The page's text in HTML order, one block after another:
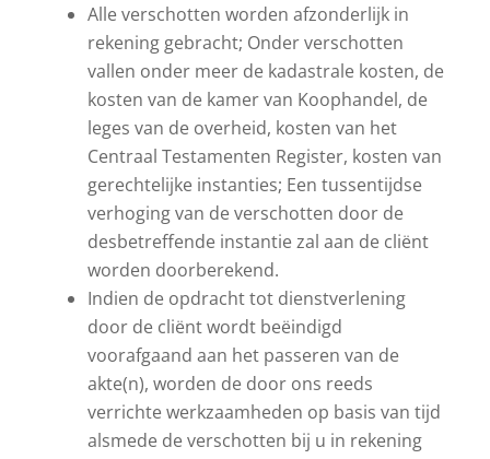
Alle verschotten worden afzonderlijk in
rekening gebracht; Onder verschotten
vallen onder meer de kadastrale kosten, de
kosten van de kamer van Koophandel, de
leges van de overheid, kosten van het
Centraal Testamenten Register, kosten van
gerechtelijke instanties; Een tussentijdse
verhoging van de verschotten door de
desbetreffende instantie zal aan de cliënt
worden doorberekend.
Indien de opdracht tot dienstverlening
door de cliënt wordt beëindigd
voorafgaand aan het passeren van de
akte(n), worden de door ons reeds
verrichte werkzaamheden op basis van tijd
alsmede de verschotten bij u in rekening